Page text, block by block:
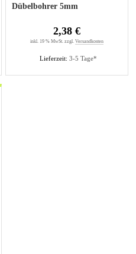
Dübelbohrer 5mm
Lieferzeit: 3-5 Tage*
2,38 €
inkl. 19 % MwSt. zzgl. Versandkosten